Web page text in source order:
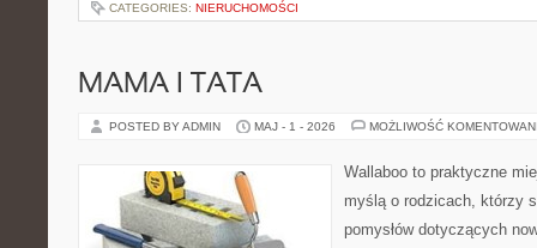
CATEGORIES: NIERUCHOMOŚCI
MAMA I TATA
POSTED BY ADMIN MAJ - 1 - 2026 MOŻLIWOŚĆ
Wallaboo to praktyczne
myślą o rodzicach, którzy
pomysłów dotyczących